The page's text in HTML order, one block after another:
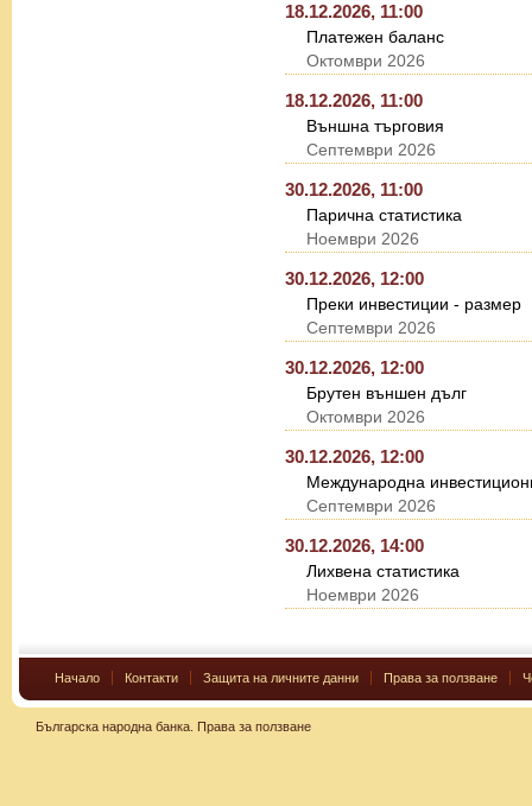
18.12.2026, 11:00
Платежен баланс
Октомври 2026
18.12.2026, 11:00
Външна търговия
Септември 2026
30.12.2026, 11:00
Парична статистика
Ноември 2026
30.12.2026, 12:00
Преки инвестиции - размер
Септември 2026
30.12.2026, 12:00
Брутен външен дълг
Октомври 2026
30.12.2026, 12:00
Международна
Септември 2026
30.12.2026, 14:00
Лихвена статистика
Ноември 2026
Начало Контакти Защита на личните данни Права за ползване
Българска народна банка. Права за ползване